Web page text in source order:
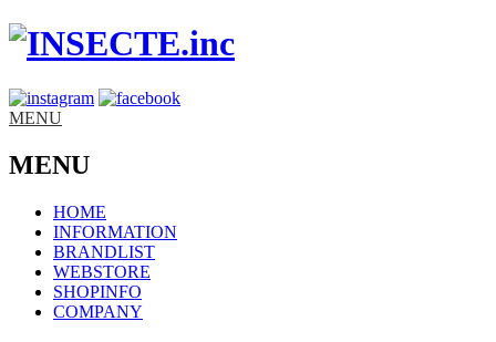
MENU
MENU
HOME
INFORMATION
BRANDLIST
WEBSTORE
SHOPINFO
COMPANY